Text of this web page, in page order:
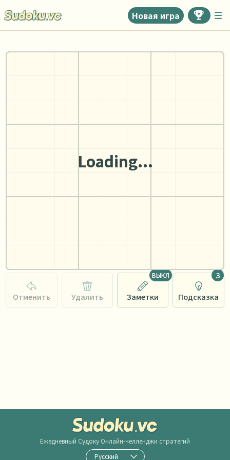
Новая игра
Отменить Удалить Заметки
ВЫКЛ
Подсказка
3
Ежедневный Судоку Онлайн-челленджи стратегий
Русский